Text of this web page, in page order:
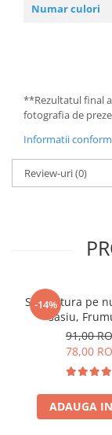
Numar culori
**Rezultatul final
fotografia de
Informatii
Review-uri(0)
-14%
Set pictura pe
sasiu,
impecabila -
metalizate,
91,00
78,00
ADAUGA